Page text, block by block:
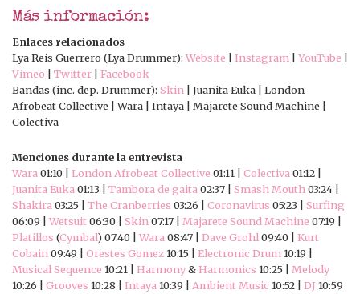
Más información:
Enlaces relacionados
Lya Reis Guerrero (Lya Drummer): Website Instagram YouTube
Vimeo
Twitter
Facebook
Bandas (inc. dep. Drummer): Skin | Juanita Euka | London
Afrobeat Collective | Wara | Intaya | Majarete Sound Machine |
Colectiva
Menciones durante la entrevista
Wara 01:10 | London Afrobeat Collective 01:11 | Colectiva 01:12 |
Juanita Euka 01:13 | Tambora de gaita 02:37 | Smash Mouth 03:24 |
Shakira 03:25 | The Cranberries 03:26 | Coronavirus 05:23 | Surfing
06:09 | Wetsuit06:30 | Skin 07:17 | Majarete Sound Machine 07:19 |
Platillos (Cymbal) 07:40 | Wara 08:47 | Dave Grohl 09:40 | Kurt
Cobain 09:49 | Orestes Gomez 10:15 | Electronic Drum 10:19 |
Musical Sequence 10:21 | Harmony& Harmonics 10:25 | Melody
10:26 | Grooves 10:28 | Intaya 10:39 | Ambient Music 10:52 | DJ 10:59